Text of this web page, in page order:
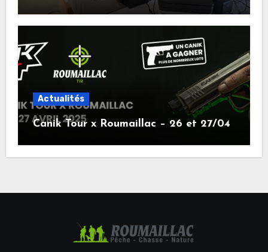
Actualités
Canik Tour x Roumaillac – 26 et 27/04